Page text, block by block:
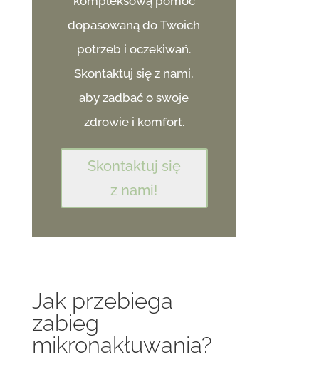
dopasowaną do Twoich
potrzeb i oczekiwań.
Skontaktuj się z nami,
aby zadbać o swoje
zdrowie i komfort.
Skontaktuj się
z nami!
Jak przebiega
zabieg
mikronakłuwania?